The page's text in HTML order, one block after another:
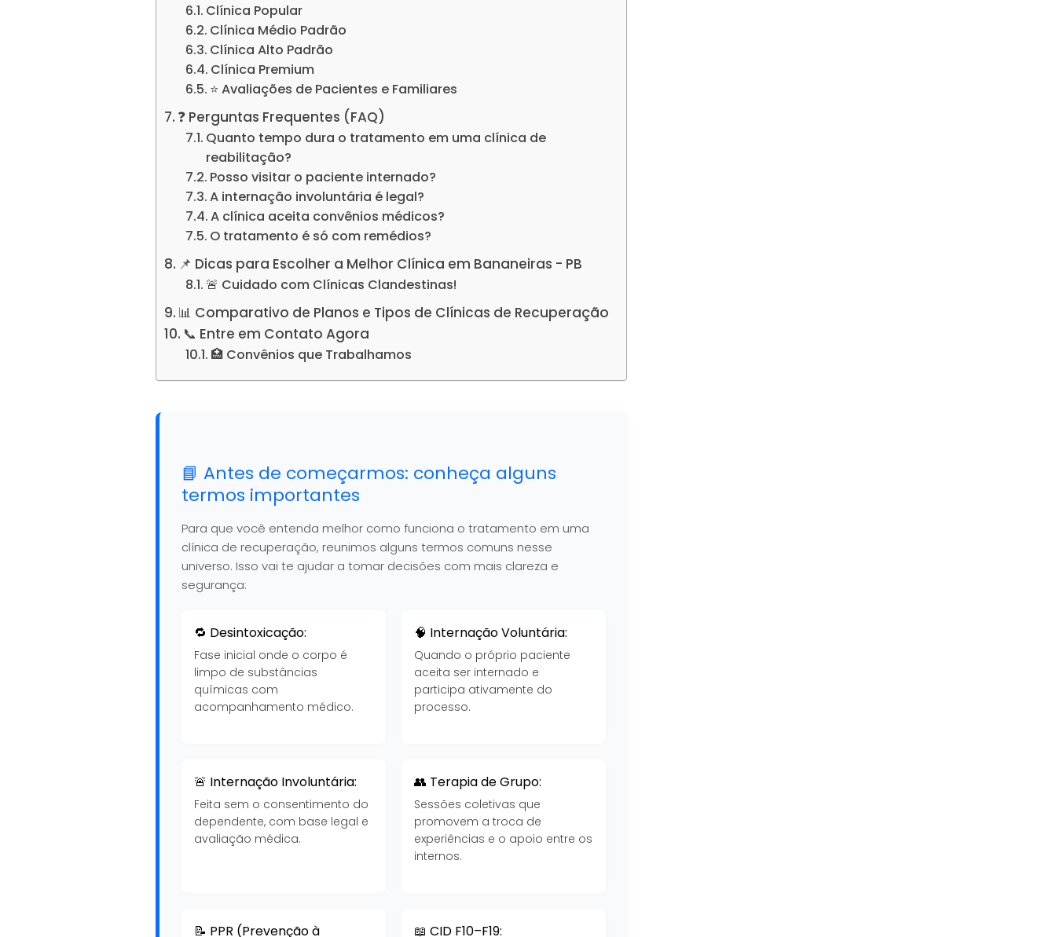
Clínica Popular
Clínica Médio Padrão
Clínica Alto Padrão
Clínica Premium
⭐ Avaliações de Pacientes e Familiares
❓ Perguntas Frequentes (FAQ)
Quanto tempo dura o tratamento em uma clínica de
reabilitação?
Posso visitar o paciente internado?
A internação involuntária é legal?
A clínica aceita convênios médicos?
O tratamento é só com remédios?
📌 Dicas para Escolher a Melhor Clínica em Bananeiras - PB
🚨 Cuidado com Clínicas Clandestinas!
📊 Comparativo de Planos e Tipos de Clínicas de Recuperação
📞 Entre em Contato Agora
🏥 Convênios que Trabalhamos
📘 Antes de começarmos: conheça alguns
termos importantes
Para que você entenda melhor como funciona o tratamento em uma
clínica de recuperação, reunimos alguns termos comuns nesse
universo. Isso vai te ajudar a tomar decisões com mais clareza e
segurança:
🔁 Desintoxicação:
Fase inicial onde o corpo é
limpo de substâncias
químicas com
acompanhamento médico.
🧠 Internação Voluntária:
Quando o próprio paciente
aceita ser internado e
participa ativamente do
processo.
🚨 Internação Involuntária:
Feita sem o consentimento do
dependente, com base legal e
avaliação médica.
👥 Terapia de Grupo:
Sessões coletivas que
promovem a troca de
experiências e o apoio entre os
internos.
📝 PPR (Prevenção à
📖 CID F10–F19: